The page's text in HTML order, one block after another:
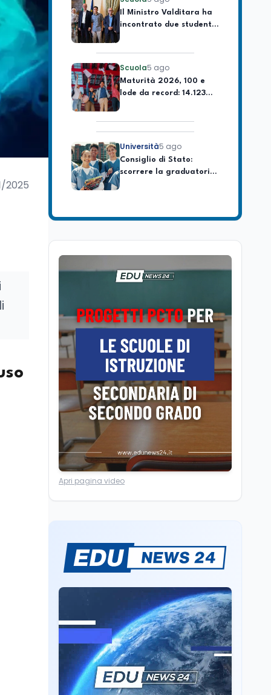
2025
incontrato due studenti
palestinesi giunti da
Italia
Scuola5 ago
Maturità 2026, 100 e
lode da record: 14.123
diplomi con voto
Università5 ago
Consiglio di Stato:
scorrere la graduatoria
per i 500 posti vacanti
l’intesa triennale tra
Il Ministro della Pa
e la sicurezza delle
scuole con risorse Pnrr"
Il Ministro Valditara ha
incontrato due studenti
palestinesi giunti da
Gaza che hanno
superato la Maturità in
Italia
Scuola5 ago
Maturità 2026, 100 e
massimo
Università5 ago
Consiglio di Stato:
Volontariato, firmata
l’intesa triennale tra
CSVnet ETS
Scuola5 ago
Il Ministro della Pa
Zangrillo in Parlamento:
"12 miliardi per l'edilizia
e la sicurezza delle
scuole con risorse Pnrr"
Scuola5 ago
Il Ministro Valditara ha
Apri pagina video